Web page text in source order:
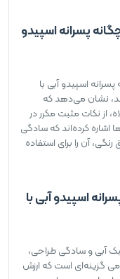
پسرانه اسپیدو
اسپیدو آبی با
نشان می‌دهد که
از نکات مثبت مکرر در
اشاره کرده‌اند که سادگی
آن را برای استفاده
اسپیدو آبی با
آبی و سادگی طراحی،
گزینه‌ای است که ارزش